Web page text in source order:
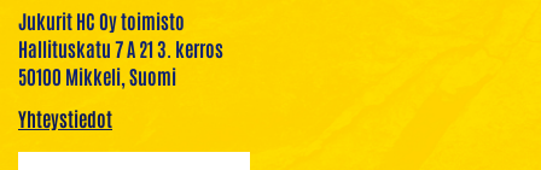
Jukurit HC Oy toimisto
Hallituskatu 7 A 21 3. kerros
50100 Mikkeli, Suomi
Yhteystiedot